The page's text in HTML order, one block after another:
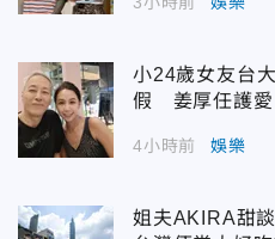
小24歲女友台
假 姜厚任護愛
4小時前 娛樂
姐夫AKIRA甜